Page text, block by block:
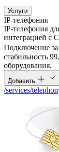
Услуги
IP-телефония
IP-телефония
интеграцией с
Подключение
стабильность
оборудования.
Добавить
/services/